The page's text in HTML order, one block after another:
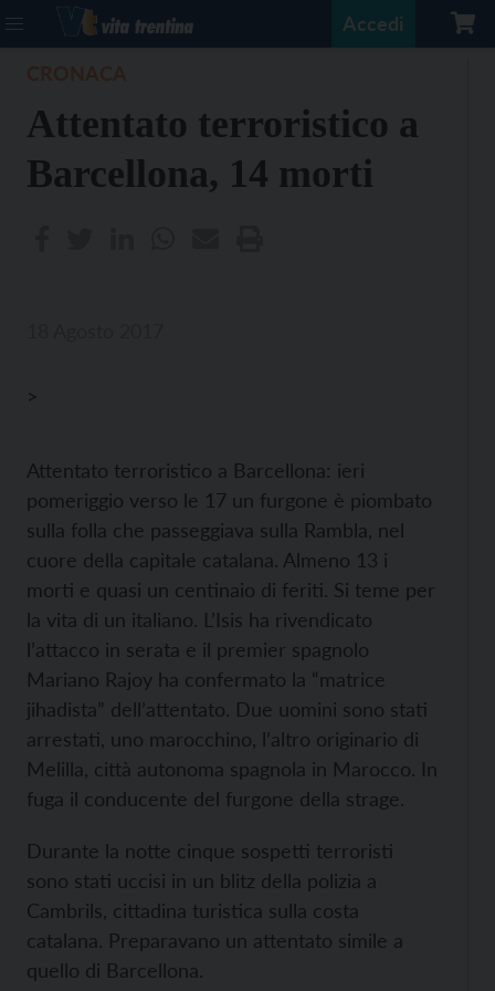
Accedi
Attentato terroristico a
Barcellona, 14 morti
>
Attentato terroristico a Barcellona: ieri
pomeriggio verso le 17 un furgone è piombato
sulla folla che passeggiava sulla Rambla, nel
cuore della capitale catalana. Almeno 13 i
morti e quasi un centinaio di feriti. Si teme per
la vita di un italiano. L’Isis ha rivendicato
l’attacco in serata e il premier spagnolo
Mariano Rajoy ha confermato la “matrice
jihadista” dell’attentato. Due uomini sono stati
arrestati, uno marocchino, l’altro originario di
Melilla, città autonoma spagnola in Marocco. In
fuga il conducente del furgone della strage.
Durante la notte cinque sospetti terroristi
sono stati uccisi in un blitz della polizia a
Cambrils, cittadina turistica sulla costa
catalana. Preparavano un attentato simile a
quello di Barcellona.